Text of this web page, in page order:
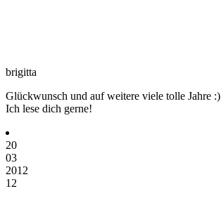
brigitta
Glückwunsch und auf weitere viele tolle Jahre :)
Ich lese dich gerne!
20
03
2012
12